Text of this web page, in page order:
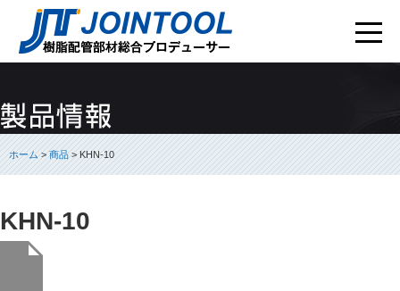
ホーム>商品> KHN-10
KHN-10